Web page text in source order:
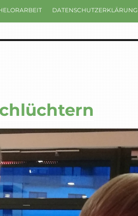
DATENSCHUTZERKLÄRUNG